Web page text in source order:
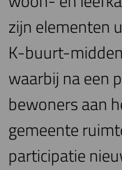
zijn elementen
K-buurt-
waarbij na een
bewoners aan
gemeente
participatie